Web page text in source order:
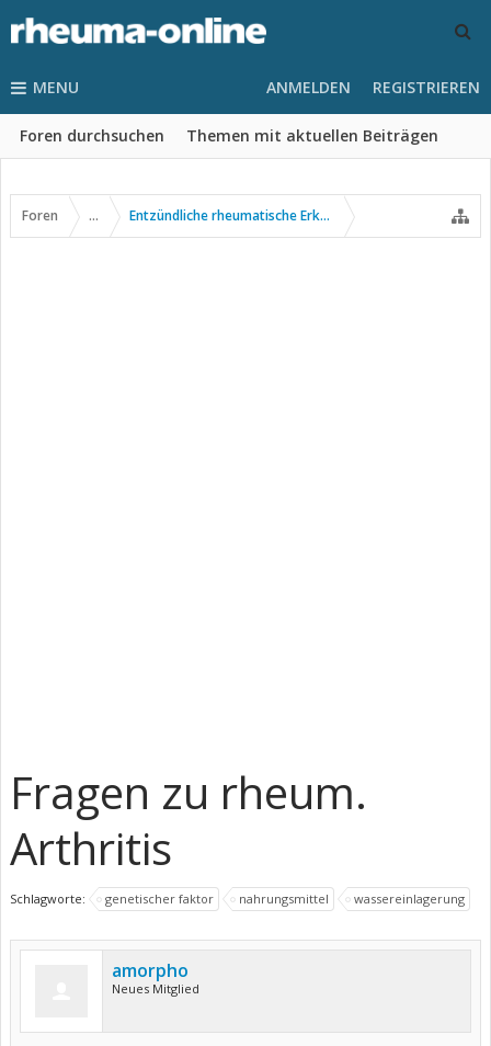
MENU
Foren durchsuchen Themen mit aktuellen Beiträgen
ANMELDEN REGISTRIEREN
Foren ... Entzündliche rheumatische Erkrankungen
Fragen zu rheum.
Arthritis
Schlagworte: genetischer faktor nahrungsmittel wassereinlagerung
amorpho
Neues Mitglied